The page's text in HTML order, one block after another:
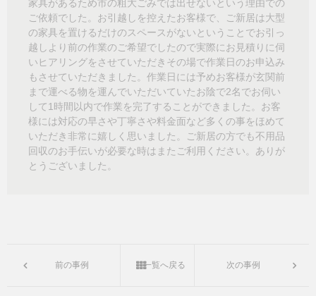
家具があるため市の粗大ごみでは出せないという理由での
ご依頼でした。お引越しを控えたお客様で、ご新居は大型
の家具を置けるだけのスペースがないということでお引っ
越しより前の作業のご希望でしたので実際にお見積りに伺
いヒアリングをさせていただきその場で作業日のお申込み
もさせていただきました。作業日には予めお客様が玄関前
まで運べる物を運んでいただいていたお陰で2名でお伺い
して1時間以内で作業を完了することができました。お客
様には対応の早さや丁寧さや料金面など多くの事をほめて
いただき非常に嬉しく思いました。ご新居の方でも不用品
回収のお手伝いが必要な時はまたご利用ください。ありが
とうございました。
前の事例 一覧へ戻る 次の事例